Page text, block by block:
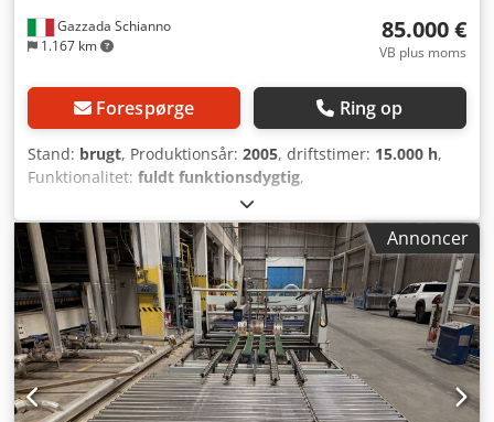
Gazzada Schianno
1.167 km
85.000 €
VB plus moms
Forespørge Ring op
Stand: brugt, Produktionsår: 2005, driftstimer: 15.000 h,
Funktionalitet: fuldt funktionsdygtig,
12-032-SP
mm, samlet længde:17.370 mm, total højde:850 mm,
Lineær kantpresser med 4 elektronisk justerbare
limpistoler til påføring af lim på æsker med 4/6 hjørner
(Ero). Dcjdpfszin Hhsx Amuok
Annoncer